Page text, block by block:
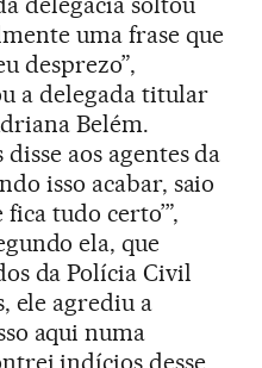
uma frase que
desprezo”,
a delegada titular
Belém.
aos agentes da
isso acabar, saio
tudo certo’”,
ela, que
da Polícia Civil
ele agrediu a
aqui numa
indícios desse